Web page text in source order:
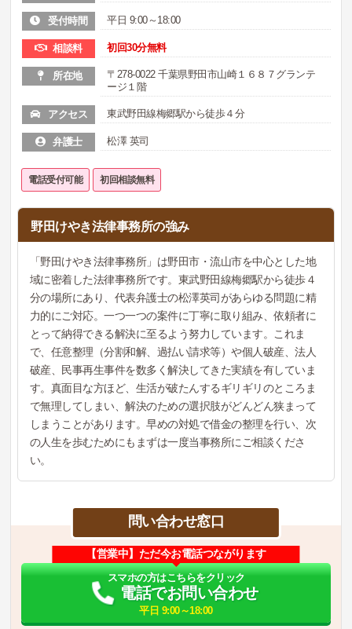
受付時間 平日 9:00～18:00
相談料 初回30分無料
所在地
〒278-0022 千葉県野田市山崎１６８７グランテ
ージ１階
アクセス 東武野田線梅郷駅から徒歩４分
弁護士 松澤 英司
電話受付可能 初回相談無料
野田けやき法律事務所の強み
「野田けやき法律事務所」は野田市・流山市を中心とした地
域に密着した法律事務所です。東武野田線梅郷駅から徒歩４
分の場所にあり、代表弁護士の松澤英司があらゆる問題に精
力的にご対応。一つ一つの案件に丁寧に取り組み、依頼者に
とって納得できる解決に至るよう努力しています。これま
で、任意整理（分割和解、過払い請求等）や個人破産、法人
破産、民事再生事件を数多く解決してきた実績を有していま
す。真面目な方ほど、生活が破たんするギリギリのところま
で無理してしまい、解決のための選択肢がどんどん狭まって
しまうことがあります。早めの対処で借金の整理を行い、次
の人生を歩むためにもまずは一度当事務所にご相談くださ
い。
問い合わせ窓口
【営業中】ただ今お電話つながります
スマホの方はこちらをクリック
電話でお問い合わせ
平日 9:00～18:00